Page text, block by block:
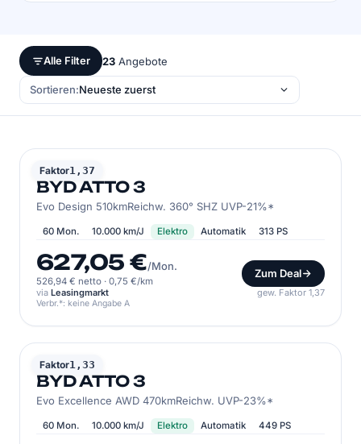
Alle Filter 23 Angebote
Sortieren:
Faktor1,37
BYD
BYD ATTO 3
Evo Design 510kmReichw. 360° SHZ UVP-21%*
60 Mon. 10.000 km/J Elektro Automatik 313 PS
627,05 €/Mon.
526,94 € netto · 0,75 €/km
Zum Deal
via Leasingmarkt gew. Faktor 1,37
Verbr.*: keine Angabe A
Faktor1,33
BYD
BYD ATTO 3
Evo Excellence AWD 470kmReichw. UVP-23%*
60 Mon. 10.000 km/J Elektro Automatik 449 PS